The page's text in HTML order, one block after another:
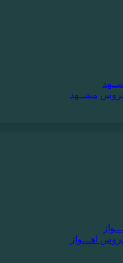
مشــهد
اهـــواز